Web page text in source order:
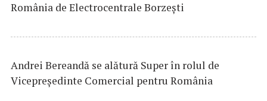
România de Electrocentrale Borzești
Andrei Bereandă se alătură Super în rolul de
Vicepreședinte Comercial pentru România